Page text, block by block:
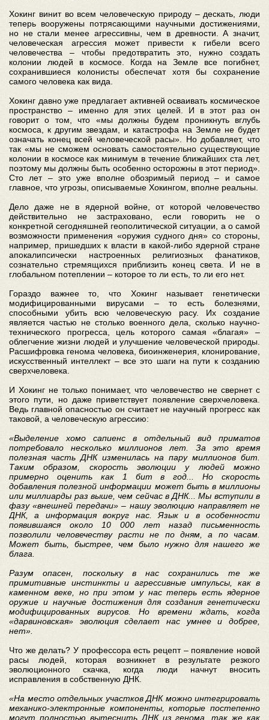
Хокинг винит во всем человеческую природу – дескать, люди
теперь вооружены потрясающими научными достижениями,
но не стали менее агрессивны, чем в древности. А значит,
человеческая агрессия может привести к гибели всего
человечества – чтобы предотвратить это, нужно создать
колонии людей в космосе. Когда на Земле все погибнет,
сохранившиеся колонисты обеспечат хотя бы сохранение
самого человека как вида.
Хокинг давно уже предлагает активней осваивать космическое
пространство – именно для этих целей. И в этот раз он
говорит о том, что «мы должны будем проникнуть вглубь
космоса, к другим звездам, и катастрофа на Земле не будет
означать конец всей человеческой расы». Но добавляет, что
так «мы не сможем основать самостоятельно существующие
колонии в космосе как минимум в течение ближайших ста лет,
поэтому мы должны быть особенно осторожны в этот период».
Сто лет – это уже вполне обозримый период – и самое
главное, что угрозы, описываемые Хокингом, вполне реальны.
Дело даже не в ядерной войне, от которой человечество
действительно не застраховано, если говорить не о
конкретной сегодняшней геополитической ситуации, а о самой
возможности применения «оружия судного дня» со стороны,
например, пришедших к власти в какой-либо ядерной стране
апокалипсически настроенных религиозных фанатиков,
сознательно стремящихся приблизить конец света. И не в
глобальном потеплении – которое то ли есть, то ли его нет.
Гораздо важнее то, что Хокинг называет генетически
модифицированными вирусами – то есть болезнями,
способными убить всю человеческую расу. Их создание
является частью не столько военного дела, сколько научно-
технического прогресса, цель которого самая «благая» –
облегчение жизни людей и улучшение человеческой природы.
Расшифровка генома человека, биоинженерия, клонирование,
искусственный интеллект – все это шаги на пути к созданию
сверхчеловека.
И Хокинг не только понимает, что человечество не свернет с
этого пути, но даже приветствует появление сверхчеловека.
Ведь главной опасностью он считает не научный прогресс как
таковой, а человеческую агрессию:
«Выделение хомо сапиенс в отдельный вид приматов
потребовало несколько миллионов лет. За это время
полезная часть ДНК изменилась на пару миллионов бит.
Таким образом, скорость эволюции у людей можно
примерно оценить как 1 бит в год... Но скорость
добавления полезной информации может быть в миллионы
или миллиарды раз выше, чем сейчас в ДНК... Мы вступили в
фазу «внешней передачи» – нашу эволюцию направляет не
ДНК, а информация вокруг нас. Язык и в особенности
появившаяся около 10 000 лет назад письменность
позволили человечеству расти не по дням, а по часам.
Может быть, быстрее, чем было нужно для нашего же
блага.
Разум опасен, поскольку в нас сохранились те же
примитивные инстинкты и агрессивные импульсы, как в
каменном веке, но при этом у нас теперь есть ядерное
оружие и научные достижения для создания генетически
модифицированных вирусов. Но времени ждать, когда
«дарвиновская» эволюция сделает нас умнее и добрее,
нет».
Что же делать? У профессора есть рецепт – появление новой
расы людей, которая возникнет в результате резкого
эволюционного скачка, когда люди начнут вносить
исправления в собственную ДНК.
«На место отдельных участков ДНК можно интегрировать
механико-электронные компоненты, которые постепенно
могут полностью вытеснить ДНК из генома, так же как